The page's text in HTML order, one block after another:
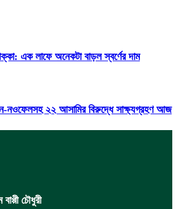
এক লাফে অনেকটা বাড়ল স্বর্ণের দাম
নওফেলসহ ২২ আসামির বিরুদ্ধে সাক্ষ্যগ্রহণ আজ
চৌধুরী